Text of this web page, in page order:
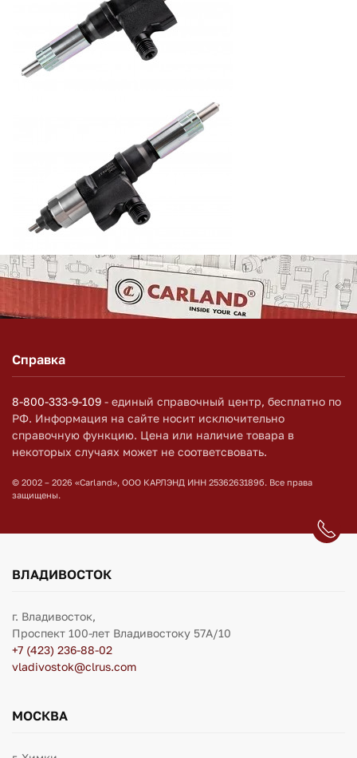
Справка
8-800-333-9-109 - единый справочный центр, бесплатно по
РФ. Информация на сайте носит исключительно
справочную функцию. Цена или наличие товара в
некоторых случаях может не соответсвовать.
© 2002 – 2026 «Carland», ООО КАРЛЭНД ИНН 2536263189б. Все права
защищены.
ВЛАДИВОСТОК
г. Владивосток,
Проспект 100-лет Владивостоку 57А/10
+7 (423) 236-88-02
vladivostok@clrus.com
МОСКВА